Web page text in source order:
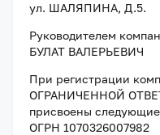
ул. ШАЛЯПИНА, Д.5.
Руководителем
БУЛАТ ВАЛЕРЬЕВИЧ
При регистрации
ОГРАНИЧЕННОЙ
присвоены
ОГРН 1070326007982